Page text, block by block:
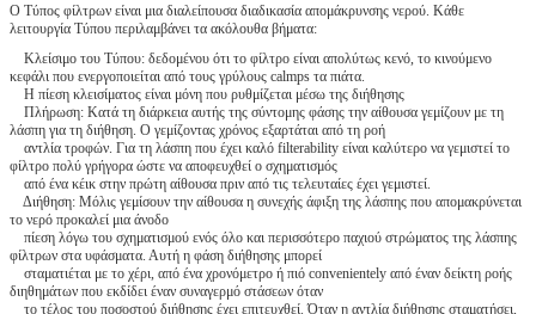
Ο Τύπος φίλτρων είναι μια διαλείπουσα διαδικασία απομάκρυνσης νερού. Κάθε
λειτουργία Τύπου περιλαμβάνει τα ακόλουθα βήματα:
Κλείσιμο του Τύπου: δεδομένου ότι το φίλτρο είναι απολύτως κενό, το κινούμενο
κεφάλι που ενεργοποιείται από τους γρύλους calmps τα πιάτα.
Η πίεση κλεισίματος είναι μόνη που ρυθμίζεται μέσω της διήθησης
Πλήρωση: Κατά τη διάρκεια αυτής της σύντομης φάσης την αίθουσα γεμίζουν με τη
λάσπη για τη διήθηση. Ο γεμίζοντας χρόνος εξαρτάται από τη ροή
αντλία τροφών. Για τη λάσπη που έχει καλό filterability είναι καλύτερο να γεμιστεί το
φίλτρο πολύ γρήγορα ώστε να αποφευχθεί ο σχηματισμός
από ένα κέικ στην πρώτη αίθουσα πριν από τις τελευταίες έχει γεμιστεί.
Διήθηση: Μόλις γεμίσουν την αίθουσα η συνεχής άφιξη της λάσπης που απομακρύνεται
το νερό προκαλεί μια άνοδο
πίεση λόγω του σχηματισμού ενός όλο και περισσότερο παχιού στρώματος της λάσπης
φίλτρων στα υφάσματα. Αυτή η φάση διήθησης μπορεί
σταματιέται με το χέρι, από ένα χρονόμετρο ή πιό convenientely από έναν δείκτη ροής
διηθημάτων που εκδίδει έναν συναγερμό στάσεων όταν
το τέλος του ποσοστού διήθησης έχει επιτευχθεί. Όταν η αντλία διήθησης σταματήσει,